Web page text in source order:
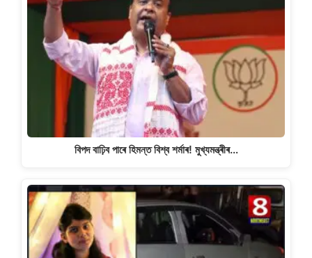
বিপদ বাঢ়িব পাৰে হিমন্ত বিশ্ব শৰ্মাৰ! মুখ্যমন্ত্ৰীৰ…